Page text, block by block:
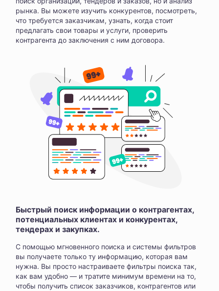
рынка. Вы можете изучить конкурентов, посмотреть,
что требуется заказчикам, узнать, когда стоит
предлагать свои товары и услуги, проверить
контрагента до заключения с ним договора.
Быстрый поиск информации о контрагентах,
потенциальных клиентах и конкурентах,
тендерах и закупках.
С помощью мгновенного поиска и системы фильтров
вы получаете только ту информацию, которая вам
нужна. Вы просто настраиваете фильтры поиска так,
как вам удобно — и тратите минимум времени на то,
чтобы получить список заказчиков, контрагентов или